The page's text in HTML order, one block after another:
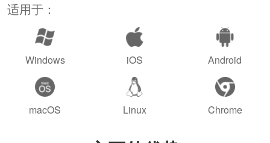
适用于：
Windows iOS Android
macOS Linux Chrome